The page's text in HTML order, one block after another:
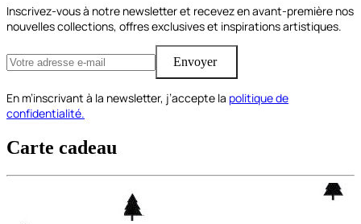
Inscrivez-vous à notre newsletter et recevez en avant-première nos
nouvelles collections, offres exclusives et inspirations artistiques.
Envoyer
En m’inscrivant à la newsletter, j’accepte la politique de
confidentialité.
Carte cadeau